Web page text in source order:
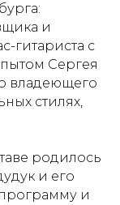
и
гитариста с
Сергея
владеющего
стилях,
родилось
и его
и